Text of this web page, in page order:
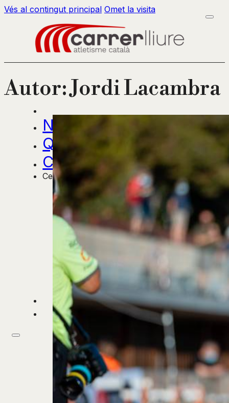
Vés al contingut principal Omet la visita
Notícies
Qui som?
Contactar
Cercar
Autor:Jordi Lacambra